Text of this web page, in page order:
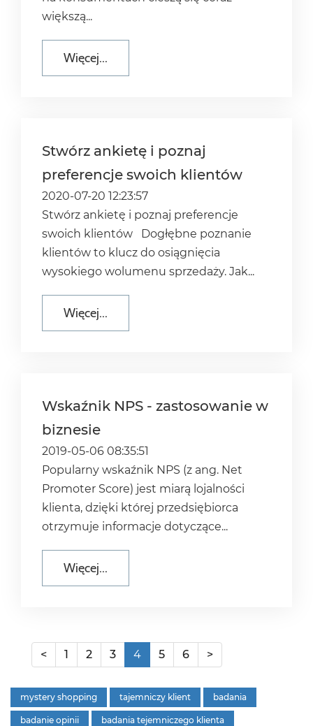
większą...
Więcej...
Stwórz ankietę i poznaj
preferencje swoich klientów
2020-07-20 12:23:57
Stwórz ankietę i poznaj preferencje
swoich klientów Dogłębne poznanie
klientów to klucz do osiągnięcia
wysokiego wolumenu sprzedaży. Jak...
Więcej...
Wskaźnik NPS - zastosowanie w
biznesie
2019-05-06 08:35:51
Popularny wskaźnik NPS (z ang. Net
Promoter Score) jest miarą lojalności
klienta, dzięki której przedsiębiorca
otrzymuje informacje dotyczące...
Więcej...
< 1 2 3 4 5 6 >
mystery shopping tajemniczy klient badania
badanie opinii badania tejemniczego klienta